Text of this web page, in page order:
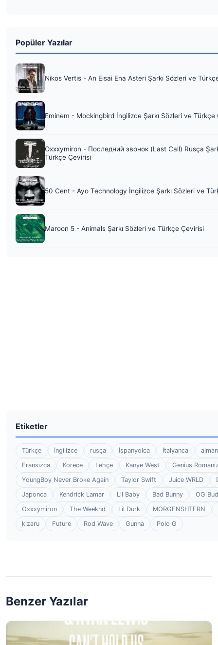
Popüler Yazılar
Nikos Vertis - An Eisai Ena Asteri Şarkı Sözleri ve
Eminem - Mockingbird İngilizce Şarkı Sözleri ve Türkçe
Oxxxymiron - Последний звонок (Last Call) Rusça
Türkçe Çevirisi
50 Cent - Ayo Technology İngilizce Şarkı Sözleri ve
Maroon 5 - Animals Şarkı Sözleri ve Türkçe Çevirisi
Etiketler
Türkçe İngilizce rusça İspanyolca İtalyanca
Fransızca
Korece Lehçe Kanye West
Genius
YoungBoy Never Broke Again
Taylor Swift Juice WRLD
Japonca
Kendrick Lamar Lil Baby Bad Bunny
OG
Oxxxymiron
The Weeknd Lil Durk
MORGENSHTERN
kizaru
Future Rod Wave Gunna Polo G
Benzer Yazılar